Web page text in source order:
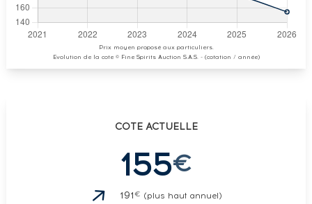
Prix moyen proposé aux particuliers.
Evolution de la cote © Fine Spirits Auction S.A.S. - (cotation / année)
COTE ACTUELLE
155€
191€ (plus haut annuel)